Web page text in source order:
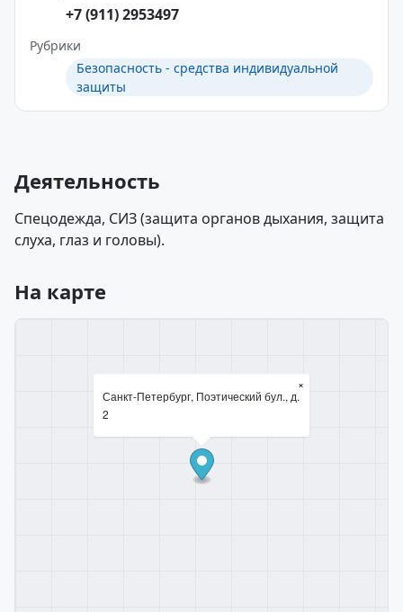
+7 (911) 2953497
Рубрики
Безопасность - средства индивидуальной
защиты
Деятельность
Спецодежда, СИЗ (защита органов дыхания, защита
слуха, глаз и головы).
На карте
Санкт-Петербург, Поэтический бул., д.
2
×